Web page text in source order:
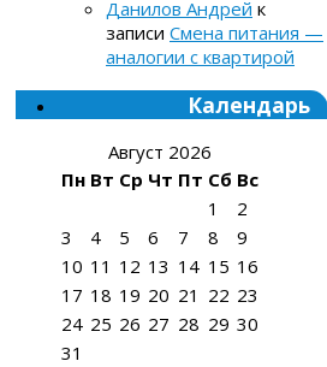
Данилов Андрей к
записи Смена питания —
аналогии с квартирой
Календарь
Август 2026
Пн Вт Ср Чт Пт Сб Вс
1
2
3
4 5 6 7 8
9
10 11 12 13 14 15 16
17 18 19 20 21 22 23
24 25 26 27 28 29 30
31